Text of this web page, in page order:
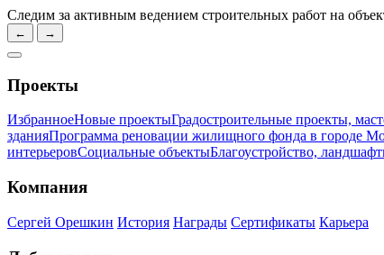
Следим за активным ведением строительных работ на
← →
Проекты
ИзбранноеНовые проектыГрадостроительные проекты,
зданияПрограмма реновации жилищного фонда в городе
интерьеровСоциальные объектыБлагоустройство,
Компания
Сергей Орешкин История Награды Сертификаты Карьера